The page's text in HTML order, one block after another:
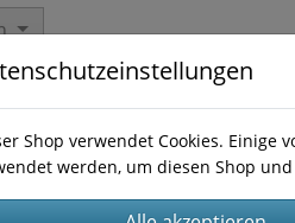
Shop verwendet Cookies. Einige
werden, um diesen Shop